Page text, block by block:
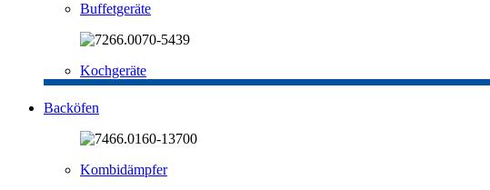
Buffetgeräte
Kochgeräte
Backöfen
Kombidämpfer